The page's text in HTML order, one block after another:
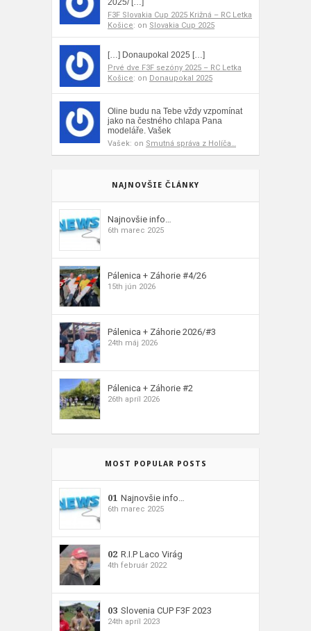
2025/ […]
F3F Slovakia Cup 2025 Križná – RC Letka
Košice: on Slovakia Cup 2025
[…] Donaupokal 2025 […]
Prvé dve F3F sezóny 2025 – RC Letka
Košice: on Donaupokal 2025
Oline budu na Tebe vždy vzpomínat
jako na čestného chlapa Pana
modeláře. Vašek
Vašek: on Smutná správa z Holíča…
NAJNOVŠIE ČLÁNKY
Najnovšie info…
6th marec 2025
Pálenica + Záhorie #4/26
15th jún 2026
Pálenica + Záhorie 2026/#3
24th máj 2026
Pálenica + Záhorie #2
26th apríl 2026
MOST POPULAR POSTS
01 Najnovšie info…
6th marec 2025
02 R.I.P Laco Virág
4th február 2022
03 Slovenia CUP F3F 2023
24th apríl 2023